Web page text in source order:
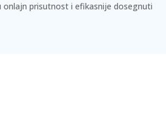
prisutnost i efikasnije dosegnuti